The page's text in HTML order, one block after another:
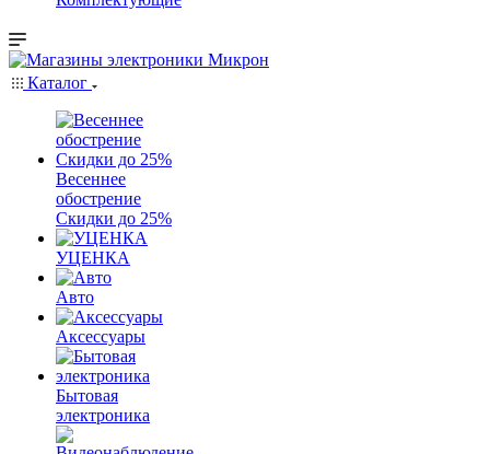
Каталог
Весеннее
обострение
Скидки до 25%
УЦЕНКА
Авто
Аксессуары
Бытовая
электроника